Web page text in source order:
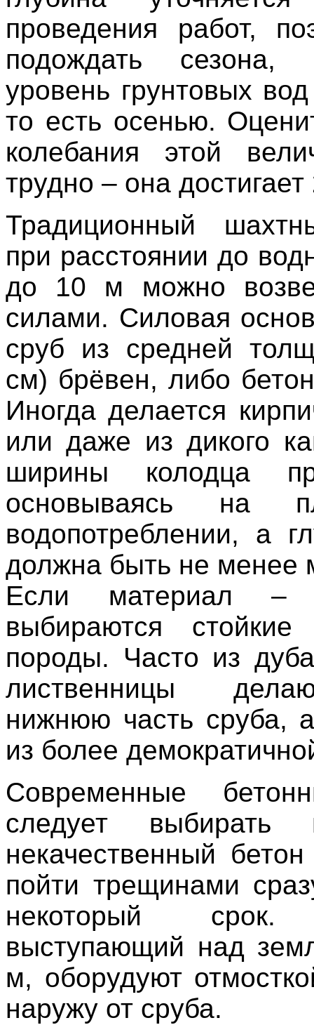
проведения работ,
подождать сезона,
уровень грунтовых
то есть осенью.
колебания этой
трудно – она
Традиционный
при расстоянии до
до 10 м можно
силами. Силовая
сруб из средней
см) брёвен, либо
Иногда делается
или даже из дикого
ширины колодца
основываясь на
водопотреблении, а
должна быть не менее
Если материал –
выбираются
породы. Часто из
лиственницы
нижнюю часть сруба,
из более
Современные
следует выбирать
некачественный
пойти трещинами
некоторый срок.
выступающий над
м, оборудуют
наружу от сруба.